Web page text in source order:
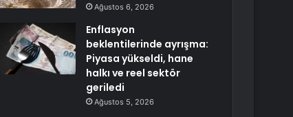
Ağustos 6, 2026
Enflasyon
beklentilerinde ayrışma:
Piyasa yükseldi, hane
halkı ve reel sektör
geriledi
Ağustos 5, 2026